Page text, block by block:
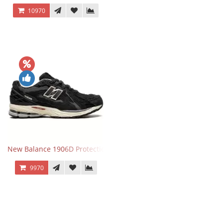
10970
New Balance 1906D Protection Pack Black черные
9970